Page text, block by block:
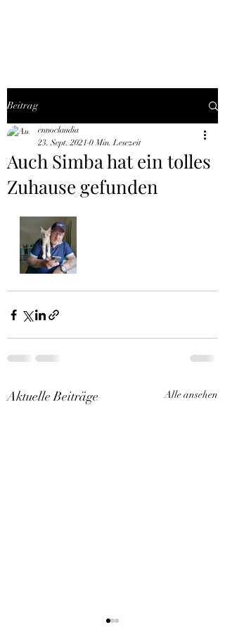
Beitrag
Auch Simba hat ein tolles
Zuhause gefunden
ennoclaudia
23. Sept. 2021 0 Min. Lesezeit
Aktuelle Beiträge Alle ansehen